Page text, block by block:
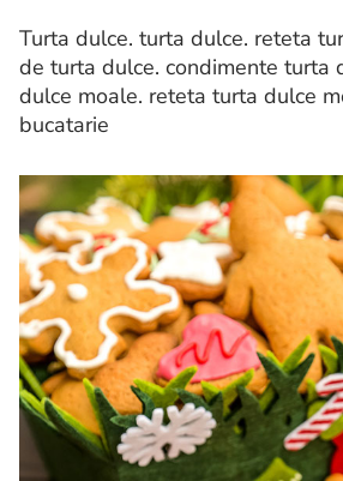
Turta dulce. turta dulce. reteta
de turta dulce. condimente turta
dulce moale. reteta turta dulce
bucatarie